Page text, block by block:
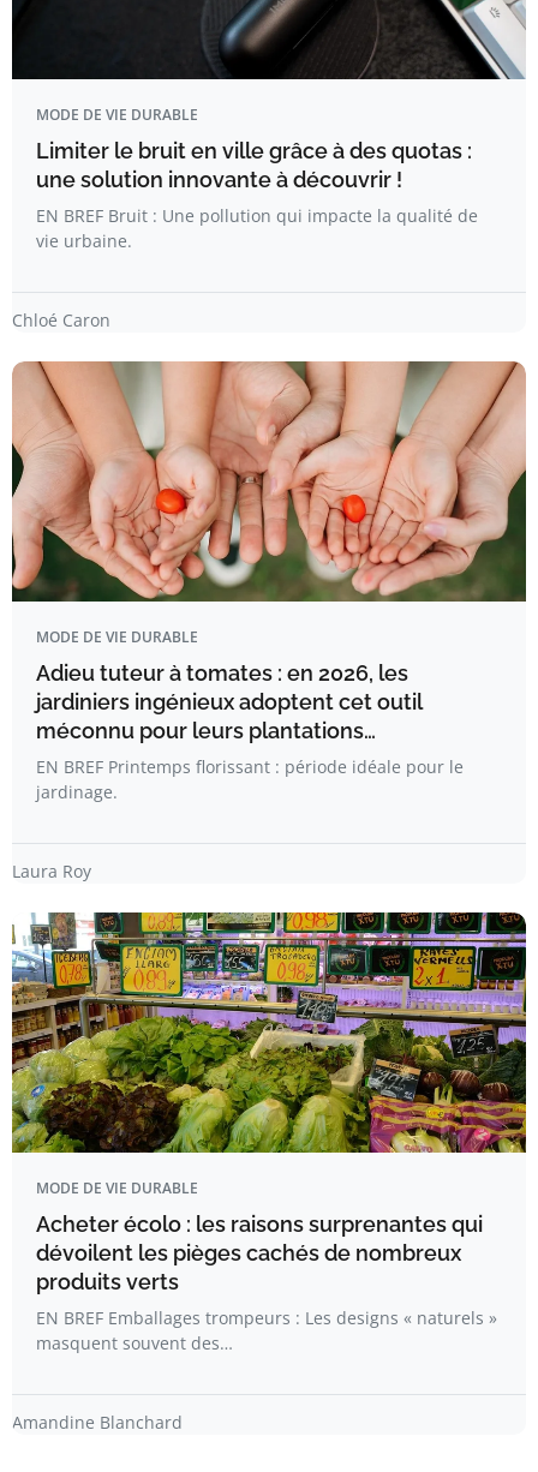
MODE DE VIE DURABLE
Limiter le bruit en ville grâce à des quotas :
une solution innovante à découvrir !
EN BREF Bruit : Une pollution qui impacte la qualité de
vie urbaine.
Chloé Caron
MODE DE VIE DURABLE
Adieu tuteur à tomates : en 2026, les
jardiniers ingénieux adoptent cet outil
méconnu pour leurs plantations…
EN BREF Printemps florissant : période idéale pour le
jardinage.
Laura Roy
MODE DE VIE DURABLE
Acheter écolo : les raisons surprenantes qui
dévoilent les pièges cachés de nombreux
produits verts
EN BREF Emballages trompeurs : Les designs « naturels »
masquent souvent des…
Amandine Blanchard